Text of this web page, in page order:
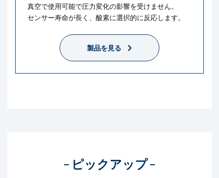
真空で使用可能で圧力変化の影響を受けません。
センサー寿命が長く、酸素に選択的に反応します。
製品を見る
ピックアップ